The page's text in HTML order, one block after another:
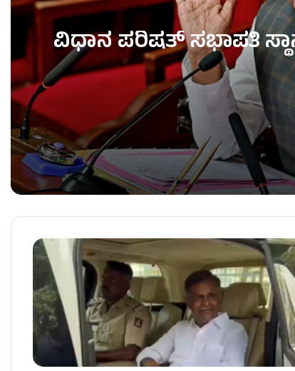
ವಿಧಾನ ಪರಿಷತ್ ಸಭಾಪತಿ
ವಿಧಾನ ಪರಿಷತ್ ಸಭಾಪತಿ ಸ್ಥಾನಕ್ಕೆ ಬಸವರಾಜ ಹೊರಟ್ಟಿ
ʻಕೈʼ​ ಪಾಳಯದಲ್ಲಿ ಬಂಡಾಯದ ರೋಷಾಗ್ನಿ – KPCC